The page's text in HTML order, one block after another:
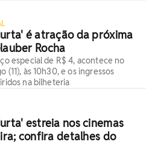
é atração da próxima
Rocha
especial de R$ 4, acontece no
(11), às 10h30, e os ingressos
na bilheteria
estreia nos cinemas
confira detalhes do